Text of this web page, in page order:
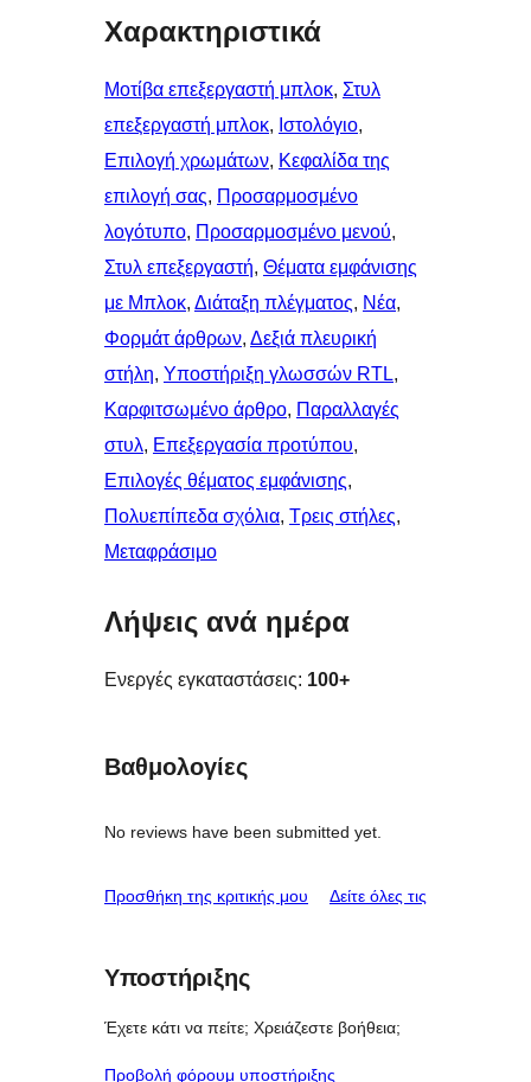
Χαρακτηριστικά
Μοτίβα επεξεργαστή μπλοκ, Στυλ
επεξεργαστή μπλοκ, Ιστολόγιο
Επιλογή χρωμάτων, Κεφαλίδα της
επιλογή σας, Προσαρμοσμένο
λογότυπο, Προσαρμοσμένο μενού
Στυλ επεξεργαστή, Θέματα εμφάνισης
με Μπλοκ, Διάταξη πλέγματος, Νέα
Φορμάτ άρθρων, Δεξιά πλευρική
στήλη, Υποστήριξη γλωσσών RTL
Καρφιτσωμένo άρθρo, Παραλλαγές
στυλ, Επεξεργασία προτύπου
Επιλογές θέματος εμφάνισης
Πολυεπίπεδα σχόλια, Τρεις στήλες
Μεταφράσιμο
Λήψεις ανά ημέρα
Ενεργές εγκαταστάσεις: 100+
Βαθμολογίες
No reviews have been submitted yet.
Προσθήκη της κριτικής μου Δείτε όλες τις
Υποστήριξης
Έχετε κάτι να πείτε; Χρειάζεστε βοήθεια;
Προβολή φόρουμ υποστήριξης